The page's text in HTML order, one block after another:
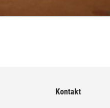
Kontakt